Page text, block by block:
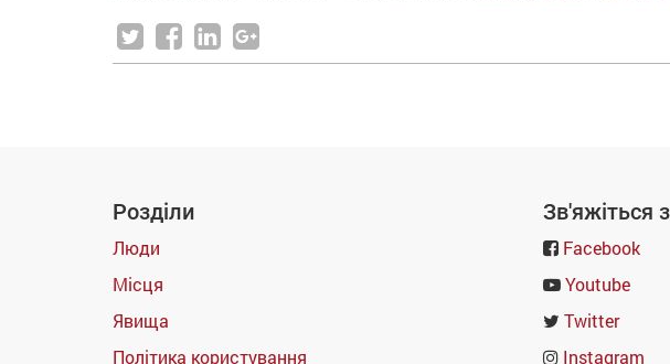
Розділи
Люди
Місця
Явища
Політика користування
Зв'яжіться
Facebook
Youtube
Twitter
Instagram